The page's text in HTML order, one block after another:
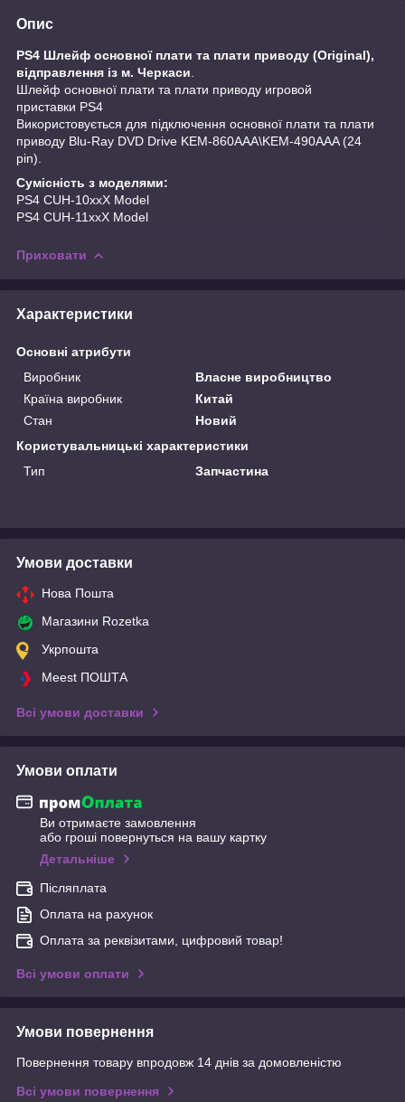
Опис
PS4 Шлейф основної плати та плати приводу (Original),
відправлення із м. Черкаси
Шлейф основної плати та плати приводу игровой
приставки PS4
Використовується для підключення основної плати та плати
приводу Blu-Ray DVD Drive KEM-860AAA\KEM-490AAA (24
pin).
Cумісність з моделями:
PS4 CUH-10xxX Model
PS4 CUH-11xxX Model
Приховати
Характеристики
Основні атрибути
Виробник
Власне виробництво
Країна виробник
Китай
Стан
Новий
Користувальницькі характеристики
Тип
Запчастина
Умови доставки
Нова Пошта
Магазини Rozetka
Укрпошта
Meest ПОШТА
Всі умови доставки
Умови оплати
Ви отримаєте замовлення
або гроші повернуться на вашу картку
Детальніше
Післяплата
Оплата на рахунок
Оплата за реквізитами, цифровий товар!
Всі умови оплати
Умови повернення
Повернення товару впродовж 14 днів за домовленістю
Всі умови повернення